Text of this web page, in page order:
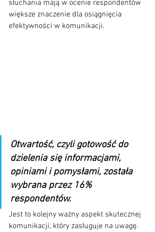
słuchania mają w ocenie respondentów
większe znaczenie dla osiągnięcia
efektywności w komunikacji.
Otwartość, czyli gotowość do
dzielenia się informacjami,
opiniami i pomysłami, została
wybrana przez 16%
respondentów.
Jest to kolejny ważny aspekt skutecznej
komunikacji, który zasługuje na uwagę.